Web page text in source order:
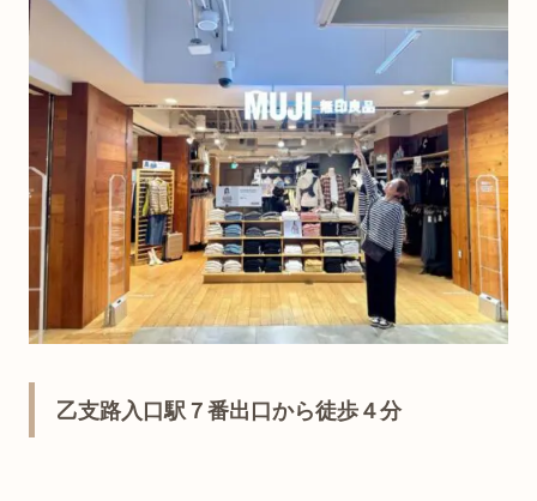
乙支路入口駅７番出口から徒歩４分